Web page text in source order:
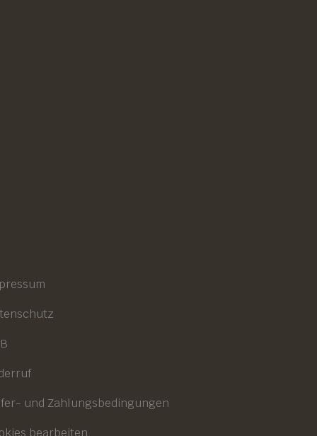
und Zahlungsbedingungen
bearbeiten